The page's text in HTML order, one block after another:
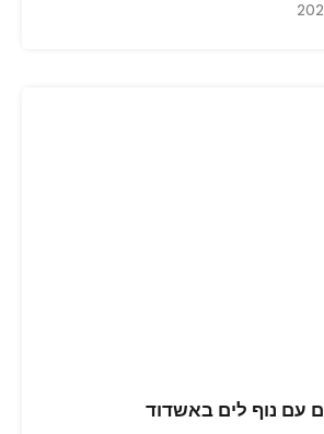
עם נוף לים באשדוד